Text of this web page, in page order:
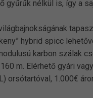
nélkül is, így a
hybrid spicc
karbon szálak
m. Elérhető gyári
orsótartóval, 1.000€